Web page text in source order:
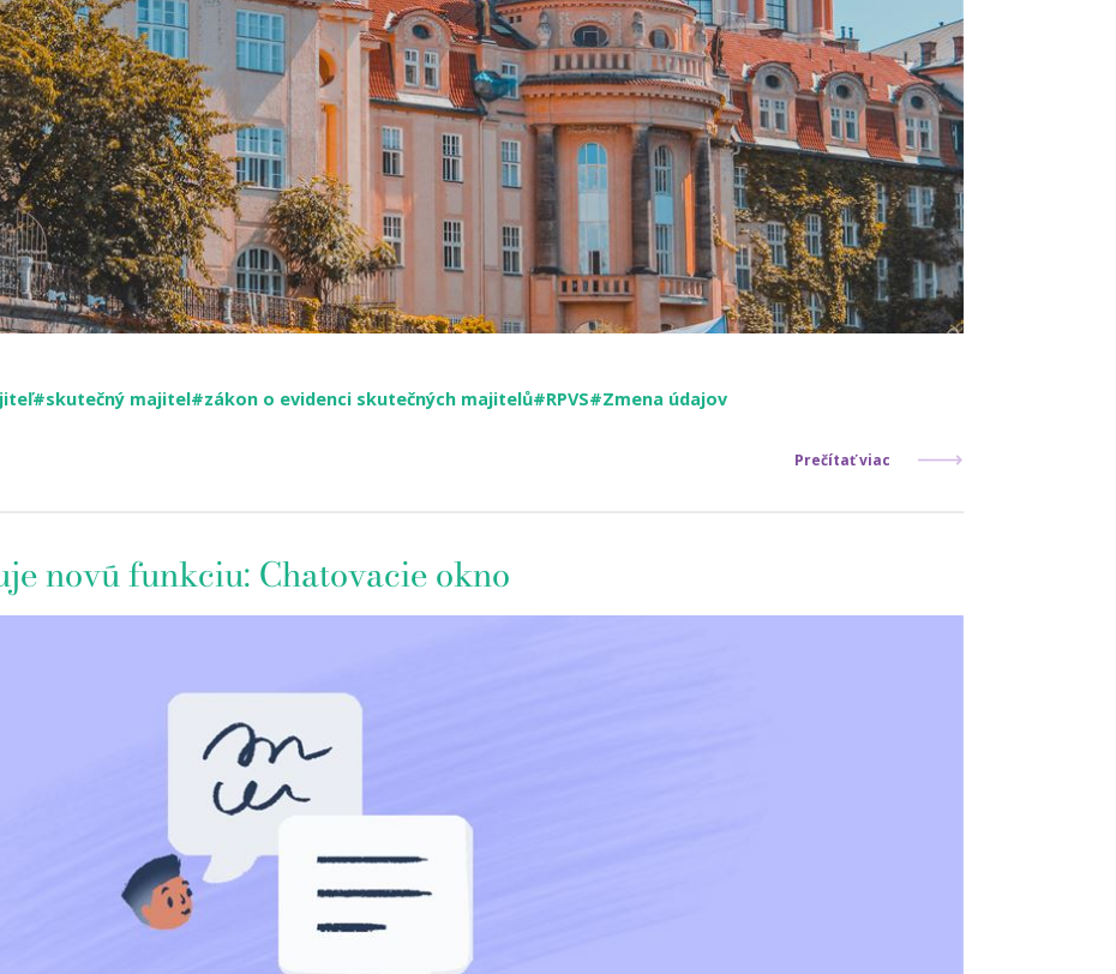
#skutečný majitel#zákon o evidenci skutečných majitelů#RPVS#Zmena údajov
Prečítať viac
novú funkciu: Chatovacie okno